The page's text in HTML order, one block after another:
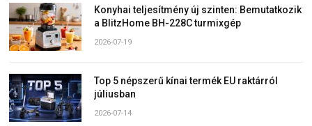
Konyhai teljesítmény új szinten: Bemutatkozik
a BlitzHome BH-228C turmixgép
2026-07-19
Top 5 népszerű kínai termék EU raktárról
júliusban
2026-07-14